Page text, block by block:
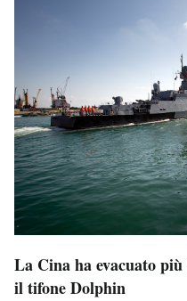
La Cina ha evacuato
il tifone Dolphin